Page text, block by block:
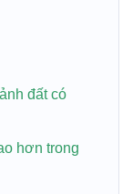
đất có
hơn trong